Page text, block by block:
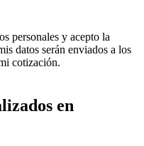
personales y acepto la
datos serán enviados a los
cotización.
en